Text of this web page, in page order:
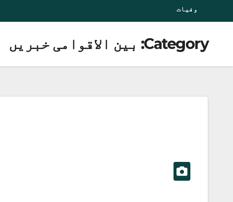
وفیات
Category: بین الاقوامی خبریں